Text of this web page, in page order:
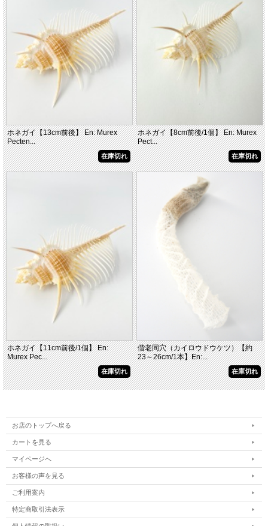
ホネガイ【13cm前後】 En: Murex
Pecten...
在庫切れ
ホネガイ【8cm前後/1個】 En: Murex
Pect...
在庫切れ
ホネガイ【11cm前後/1個】 En:
Murex Pec...
在庫切れ
偕老同穴（カイロウドウケツ）【約
23～26cm/1本】En:...
在庫切れ
お店のトップへ戻る
カートを見る
マイページへ
お客様の声を見る
ご利用案内
特定商取引法表示